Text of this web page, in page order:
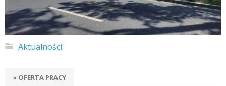
Aktualności
« OFERTA PRACY